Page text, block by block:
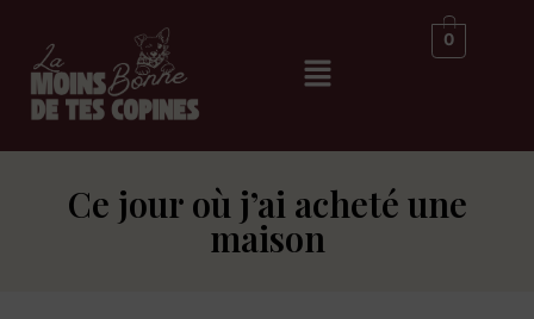
0
Ce jour où j’ai acheté une
maison